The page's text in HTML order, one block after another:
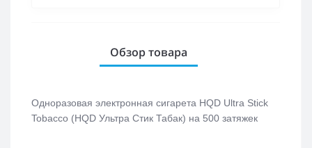
Обзор товара
Одноразовая электронная сигарета HQD Ultra Stick
Tobacco (HQD Ультра Стик Табак) на 500 затяжек